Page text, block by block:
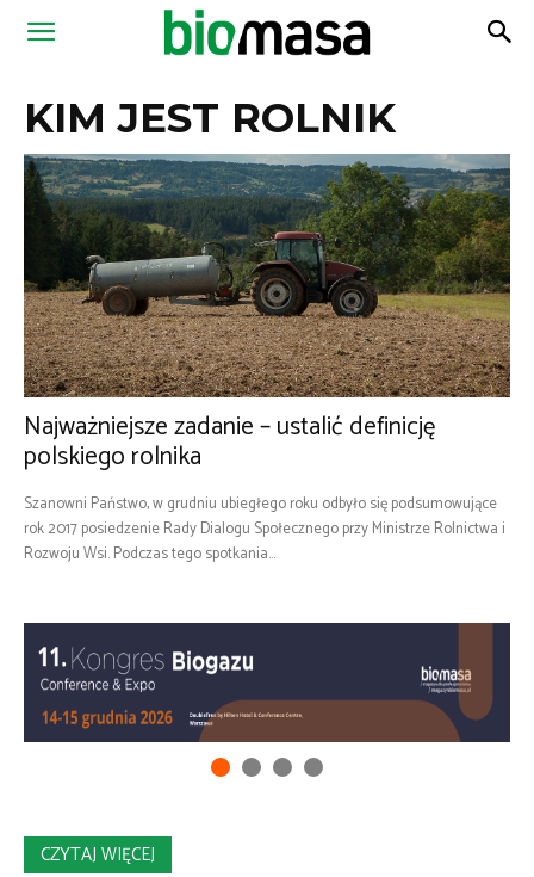
Magazyn
KIM JEST ROLNIK
Najważniejsze zadanie – ustalić definicję
polskiego rolnika
Szanowni Państwo, w grudniu ubiegłego roku odbyło się podsumowujące
rok 2017 posiedzenie Rady Dialogu Społecznego przy Ministrze Rolnictwa i
Rozwoju Wsi. Podczas tego spotkania...
CZYTAJ WIĘCEJ